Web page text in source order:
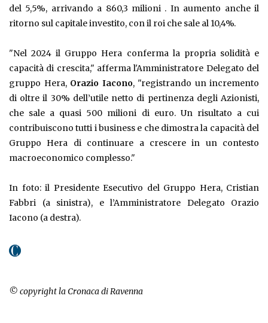
del 5,5%, arrivando a 860,3 milioni . In aumento anche il
ritorno sul capitale investito, con il roi che sale al 10,4%.
"Nel 2024 il Gruppo Hera conferma la propria solidità e
capacità di crescita," afferma l'Amministratore Delegato del
gruppo Hera, Orazio Iacono, "registrando un incremento
di oltre il 30% dell’utile netto di pertinenza degli Azionisti,
che sale a quasi 500 milioni di euro. Un risultato a cui
contribuiscono tutti i business e che dimostra la capacità del
Gruppo Hera di continuare a crescere in un contesto
macroeconomico complesso."
In foto: il Presidente Esecutivo del Gruppo Hera, Cristian
Fabbri (a sinistra), e l’Amministratore Delegato Orazio
Iacono (a destra).
© copyright la Cronaca di Ravenna